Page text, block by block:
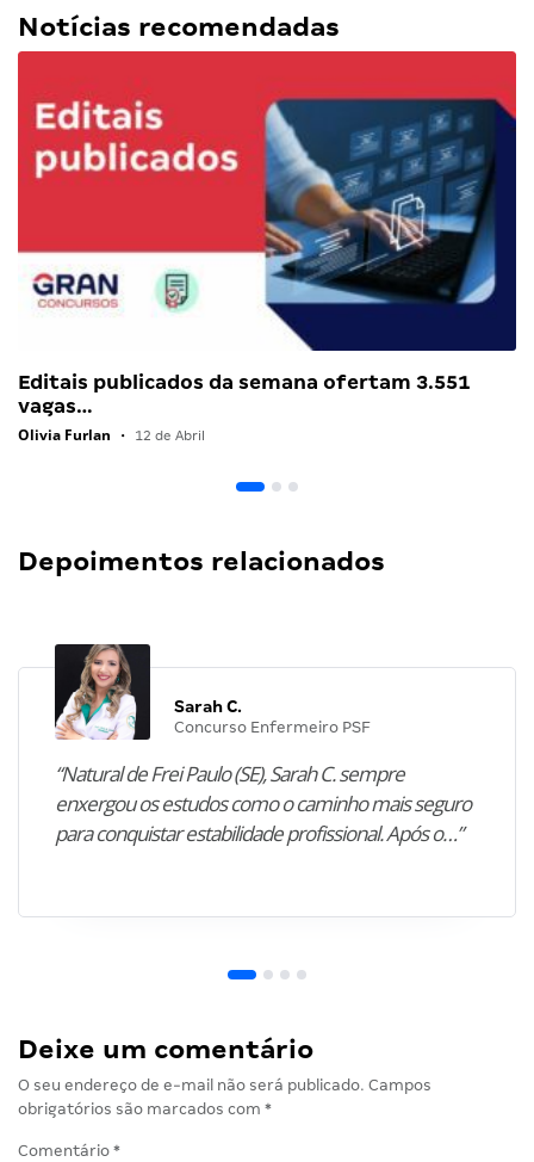
Notícias recomendadas
Editais publicados da semana ofertam 3.551
vagas…
Olivia Furlan • 12 de Abril
Depoimentos relacionados
Sarah C.
Concurso Enfermeiro PSF
“Natural de Frei Paulo (SE), Sarah C. sempre
enxergou os estudos como o caminho mais seguro
para conquistar estabilidade profissional. Após o…”
Deixe um comentário
O seu endereço de e-mail não será publicado. Campos
obrigatórios são marcados com *
Comentário *